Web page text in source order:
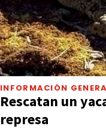
INFORMACIÓN
Rescatan un
represa